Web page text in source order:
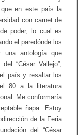
que en este país la
con carnet de
poder, lo cual es
el paredónde los
una antología que
“César Vallejo”,
país y resaltar los
80 a la literatura
Me conformaría
ñapa. Estoy
de la Feria
del “César